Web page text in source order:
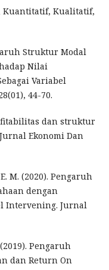
Kuantitatif, Kualitatif,
Struktur Modal
Nilai
Variabel
44-70.
dan struktur
Ekonomi Dan
M. (2020). Pengaruh
dengan
Intervening. Jurnal
(2019). Pengaruh
dan Return On